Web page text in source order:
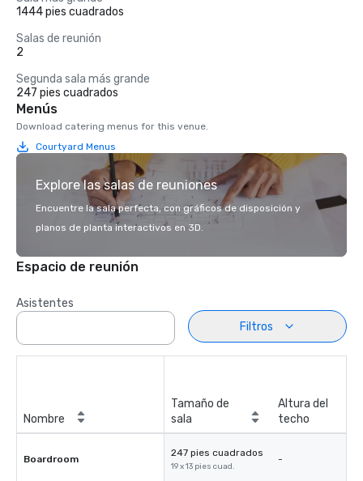
1444 pies cuadrados
Salas de reunión
2
Segunda sala más grande
247 pies cuadrados
Menús
Download catering menus for this venue.
Courtyard Menus
Explore las salas de reuniones
Encuentre la sala perfecta, con gráficos de disposición y
planos de planta interactivos en 3D.
Espacio de reunión
Asistentes
Filtros
Nombre
Tamaño de
sala
Altura del
techo
Boardroom
247 pies cuadrados
19 x 13 pies cuad.
-